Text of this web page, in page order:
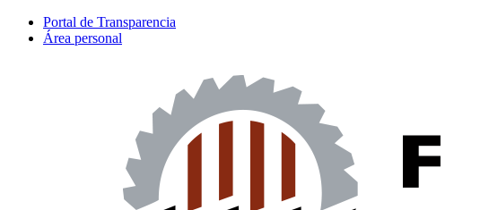
Portal de Transparencia
Área personal